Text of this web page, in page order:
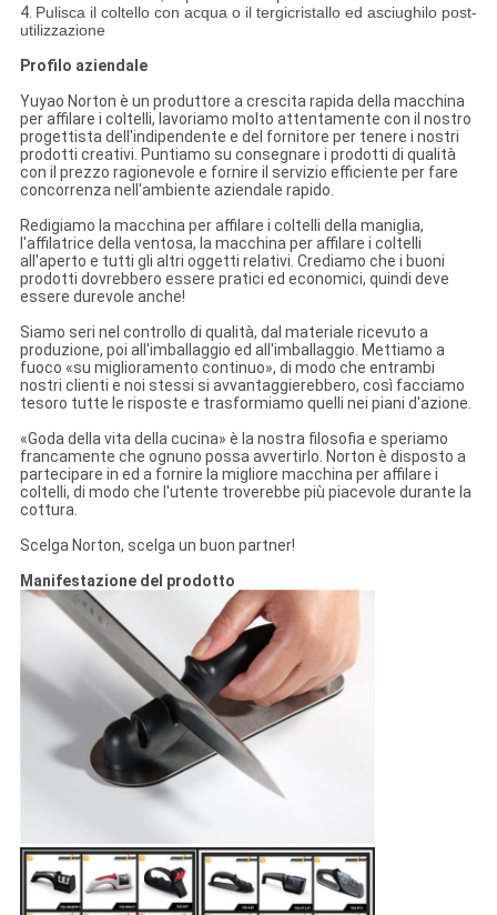
4. Pulisca il coltello con acqua o il tergicristallo ed asciughilo post-
utilizzazione
Profilo aziendale
Yuyao Norton è un produttore a crescita rapida della macchina
per affilare i coltelli, lavoriamo molto attentamente con il nostro
progettista dell'indipendente e del fornitore per tenere i nostri
prodotti creativi. Puntiamo su consegnare i prodotti di qualità
con il prezzo ragionevole e fornire il servizio efficiente per fare
concorrenza nell'ambiente aziendale rapido.
Redigiamo la macchina per affilare i coltelli della maniglia,
l'affilatrice della ventosa, la macchina per affilare i coltelli
all'aperto e tutti gli altri oggetti relativi. Crediamo che i buoni
prodotti dovrebbero essere pratici ed economici, quindi deve
essere durevole anche!
Siamo seri nel controllo di qualità, dal materiale ricevuto a
produzione, poi all'imballaggio ed all'imballaggio. Mettiamo a
fuoco «su miglioramento continuo», di modo che entrambi
nostri clienti e noi stessi si avvantaggierebbero, così facciamo
tesoro tutte le risposte e trasformiamo quelli nei piani d'azione.
«Goda della vita della cucina» è la nostra filosofia e speriamo
francamente che ognuno possa avvertirlo. Norton è disposto a
partecipare in ed a fornire la migliore macchina per affilare i
coltelli, di modo che l'utente troverebbe più piacevole durante la
cottura.
Scelga Norton, scelga un buon partner!
Manifestazione del prodotto